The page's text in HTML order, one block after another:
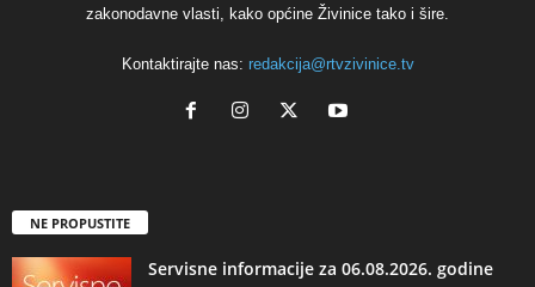
zakonodavne vlasti, kako općine Živinice tako i šire.
Kontaktirajte nas: redakcija@rtvzivinice.tv
NE PROPUSTITE
Servisne informacije za 06.08.2026. godine